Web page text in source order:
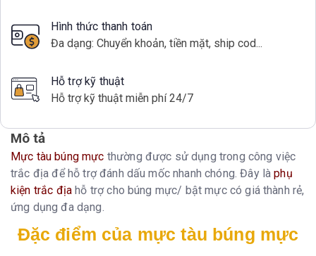
Hình thức thanh toán
Đa dạng: Chuyển khoản, tiền mặt, ship cod...
Hỗ trợ kỹ thuật
Hỗ trợ kỹ thuật miễn phí 24/7
Mô tả
Mực tàu búng mực thường được sử dụng trong công việc
trắc địa để hỗ trợ đánh dấu mốc nhanh chóng. Đây làphụ
kiện trắc địa hỗ trợ cho búng mực/ bật mực có giá thành rẻ,
ứng dụng đa dạng.
Đặc điểm của mực tàu búng mực